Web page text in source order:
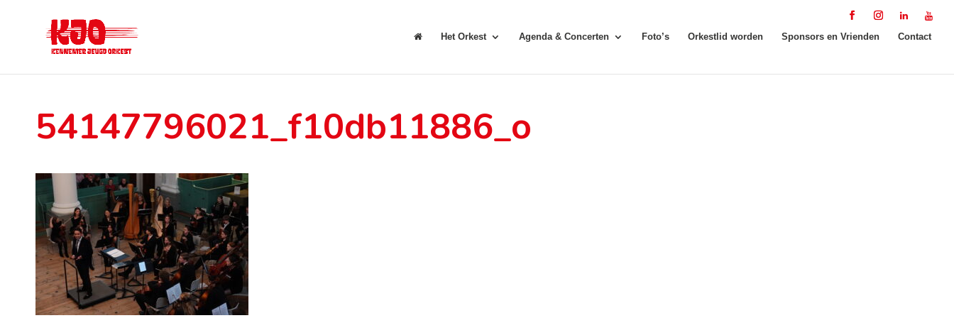
Het Orkest Agenda & Concerten Foto’s Orkestlid worden Sponsors en Vrienden Contact
54147796021_f10db11886_o